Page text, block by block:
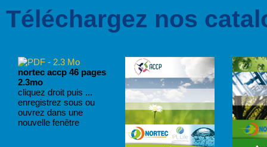
Téléchargez nos
nortec accp 46 pages
2.3mo
cliquez droit puis ...
enregistrez sous ou
ouvrez dans une
nouvelle fenêtre